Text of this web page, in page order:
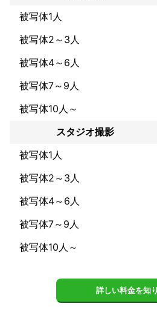
大阪写真家協会会員
関西写真家連合会コンテスト金賞受賞
日本婚礼写真協会会員
アピールポイント
ポートレート、個人プロフィール、モ
マッチングアプリ用撮影　など　撮影
も致します。
ますので、必要な場合はオプション
ーズナブルな価格でご利用頂けます。
あなたの自然な表情を、ポーズなどア
楽しく記憶に残る撮影をしましょう！
気になる所は、画像調整したデータを
またプリントなどに加工も可能です。
被写体1人
被写体2～3人
被写体4～6人
被写体7～9人
被写体10人～
スタジオ撮影
被写体1人
被写体2～3人
被写体4～6人
被写体7～9人
被写体10人～
詳しい料金を知